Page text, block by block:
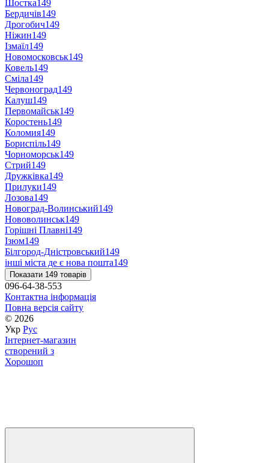
Шостка149
Бердичів149
Дрогобич149
Ніжин149
Ізмаїл149
Новомосковськ149
Ковель149
Сміла149
Червоноград149
Калуш149
Первомайськ149
Коростень149
Коломия149
Бориспіль149
Чорноморськ149
Стрий149
Дружківка149
Прилуки149
Лозова149
Новоград-Волинський149
Нововолинськ149
Горішні Плавні149
Ізюм149
Білгород-Дністровський149
інші міста де є нова пошта149
Показати 149 товарів
096-64-38-553
Контактна інформація
Повна версія сайту
© 2026
Укр Рус
Інтернет-магазин
створений з
Хорошоп